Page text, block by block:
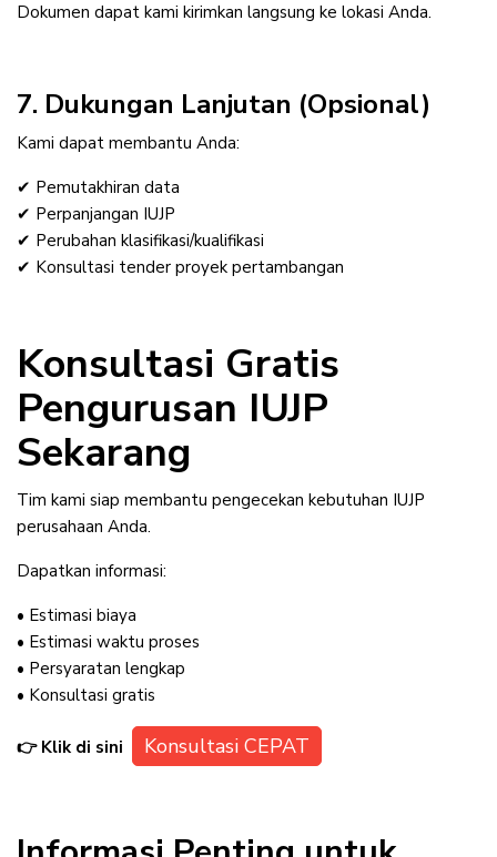
Dokumen dapat kami kirimkan langsung ke lokasi Anda.
7. Dukungan Lanjutan (Opsional)
Kami dapat membantu Anda:
✔ Pemutakhiran data
✔ Perpanjangan IUJP
✔ Perubahan klasifikasi/kualifikasi
✔ Konsultasi tender proyek pertambangan
Konsultasi Gratis
Pengurusan IUJP
Sekarang
Tim kami siap membantu pengecekan kebutuhan IUJP
perusahaan Anda.
Dapatkan informasi:
• Estimasi biaya
• Estimasi waktu proses
• Persyaratan lengkap
• Konsultasi gratis
👉 Klik di sini Konsultasi CEPAT